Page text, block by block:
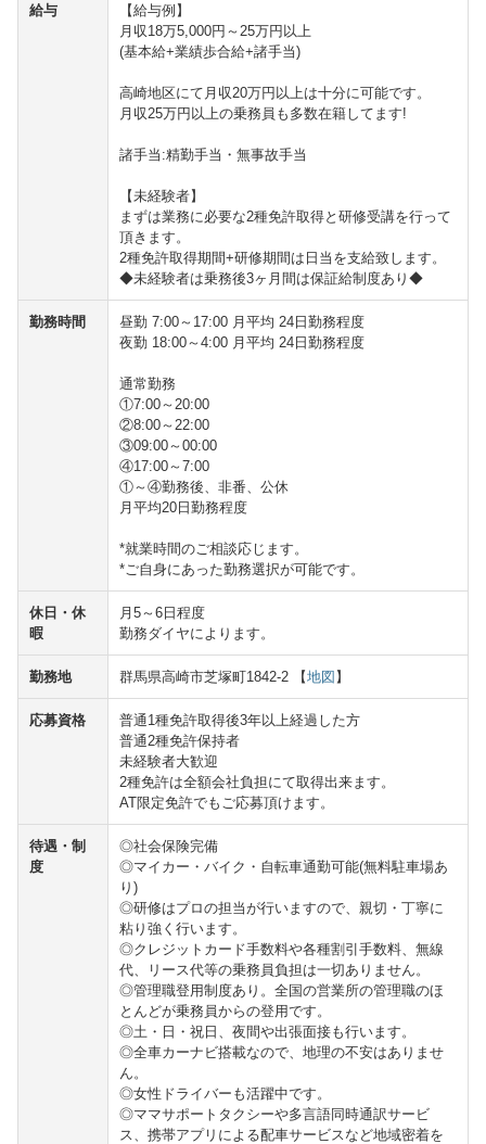
給与
【給与例】
月収18万5,000円～25万円以上
(基本給+業績歩合給+諸手当)
高崎地区にて月収20万円以上は十分に可能です。
月収25万円以上の乗務員も多数在籍してます!
諸手当:精勤手当・無事故手当
【未経験者】
まずは業務に必要な2種免許取得と研修受講を行って
頂きます。
2種免許取得期間+研修期間は日当を支給致します。
◆未経験者は乗務後3ヶ月間は保証給制度あり◆
勤務時間
昼勤 7:00～17:00 月平均 24日勤務程度
夜勤 18:00～4:00 月平均 24日勤務程度
通常勤務
①7:00～20:00
②8:00～22:00
③09:00～00:00
④17:00～7:00
①～④勤務後、非番、公休
月平均20日勤務程度
*就業時間のご相談応じます。
*ご自身にあった勤務選択が可能です。
休日・休
暇
月5～6日程度
勤務ダイヤによります。
勤務地 群馬県高崎市芝塚町1842-2 【地図】
応募資格
普通1種免許取得後3年以上経過した方
普通2種免許保持者
未経験者大歓迎
2種免許は全額会社負担にて取得出来ます。
AT限定免許でもご応募頂けます。
待遇・制
度
◎社会保険完備
◎マイカー・バイク・自転車通勤可能(無料駐車場あ
り)
◎研修はプロの担当が行いますので、親切・丁寧に
粘り強く行います。
◎クレジットカード手数料や各種割引手数料、無線
代、リース代等の乗務員負担は一切ありません。
◎管理職登用制度あり。全国の営業所の管理職のほ
とんどが乗務員からの登用です。
◎土・日・祝日、夜間や出張面接も行います。
◎全車カーナビ搭載なので、地理の不安はありませ
ん。
◎女性ドライバーも活躍中です。
◎ママサポートタクシーや多言語同時通訳サービ
ス、携帯アプリによる配車サービスなど地域密着を